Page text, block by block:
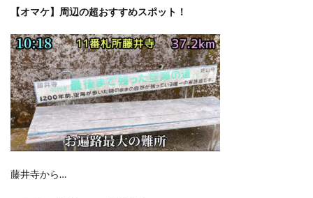
【オマケ】周辺の超おすすめスポット！
藤井寺から…